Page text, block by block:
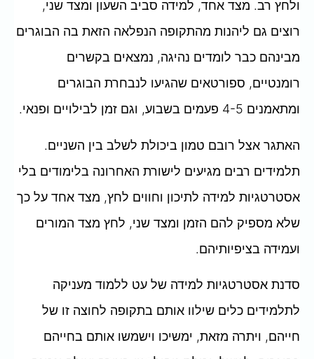
ולחץ רב. מצד אחד, למידה סביב השעון ומצד שני,
רוצים גם ליהנות מהתקופה הנפלאה הזאת בה הבוגרים
מבינהם כבר לומדים נהיגה, נמצאים בקשרים
רומנטיים, ספורטאים שהגיעו לנבחרת הבוגרים
ומתאמנים 4-5 פעמים בשבוע, וגם זמן לבילויים ופנאי.
האתגר אצל רובם טמון ביכולת לשלב בין השניים.
תלמידים רבים מגיעים לישורת האחרונה בלימודים בלי
אסטרטגיות למידה לתיכון וחווים לחץ, מצד אחד על כך
שלא מספיק להם הזמן ומצד שני, לחץ מצד המורים
ועמידה בציפיותיהם.
סדנת אסטרטגיות למידה של עט ללמוד מעניקה
לתלמידים כלים שילוו אותם בתקופה לחוצה זו של
חייהם, ויתרה מזאת, ימשיכו וישמשו אותם בחייהם